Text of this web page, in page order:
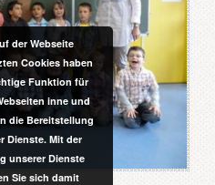
der Webseite
Cookies haben
Funktion für
inne und
die Bereitstellung
Dienste. Mit der
unserer Dienste
Sie sich damit